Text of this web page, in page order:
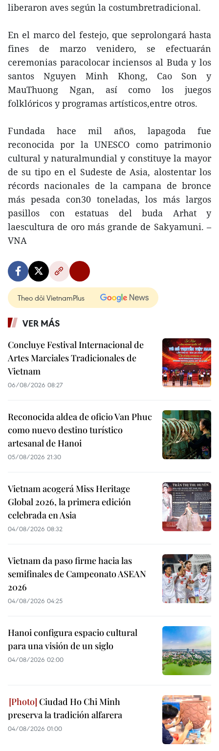
liberaron aves según la costumbretradicional.
En el marco del festejo, que seprolongará hasta
fines de marzo venidero, se efectuarán
ceremonias paracolocar inciensos al Buda y los
santos Nguyen Minh Khong, Cao Son y
MauThuong Ngan, así como los juegos
folklóricos y programas artísticos,entre otros.
Fundada hace mil años, lapagoda fue
reconocida por la UNESCO como patrimonio
cultural y naturalmundial y constituye la mayor
de su tipo en el Sudeste de Asia, alostentar los
récords nacionales de la campana de bronce
más pesada con30 toneladas, los más largos
pasillos con estatuas del buda Arhat y
laescultura de oro más grande de Sakyamuni. –
VNA
Theo dõi VietnamPlus
VER MÁS
Concluye Festival Internacional de
Artes Marciales Tradicionales de
Vietnam
06/08/2026 08:27
Reconocida aldea de oficio Van Phuc
como nuevo destino turístico
artesanal de Hanoi
05/08/2026 21:30
Vietnam acogerá Miss Heritage
Global 2026, la primera edición
celebrada en Asia
04/08/2026 08:32
Vietnam da paso firme hacia las
semifinales de Campeonato ASEAN
2026
04/08/2026 04:25
Hanoi configura espacio cultural
para una visión de un siglo
04/08/2026 02:00
Ciudad Ho Chi Minh
preserva la tradición alfarera
04/08/2026 01:00